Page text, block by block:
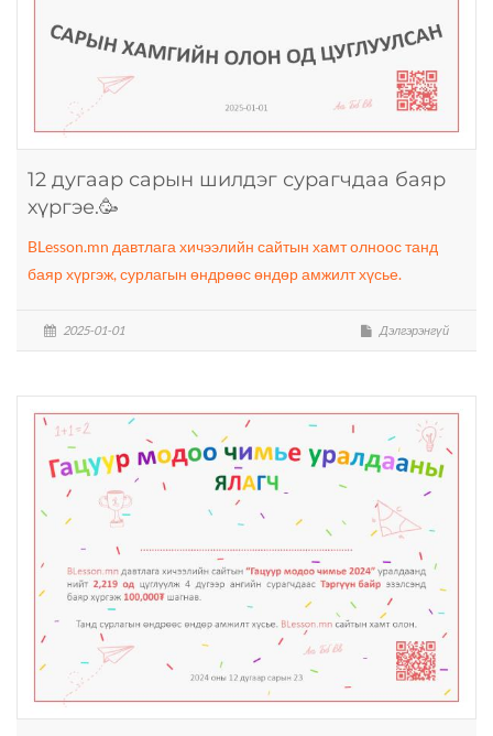
12 дугаар сарын шилдэг сурагчдаа баяр
хүргэе.🥳
BLesson.mn давтлага хичээлийн сайтын хамт олноос танд
баяр хүргэж, сурлагын өндрөөс өндөр амжилт хүсье.
2025-01-01 Дэлгэрэнгүй